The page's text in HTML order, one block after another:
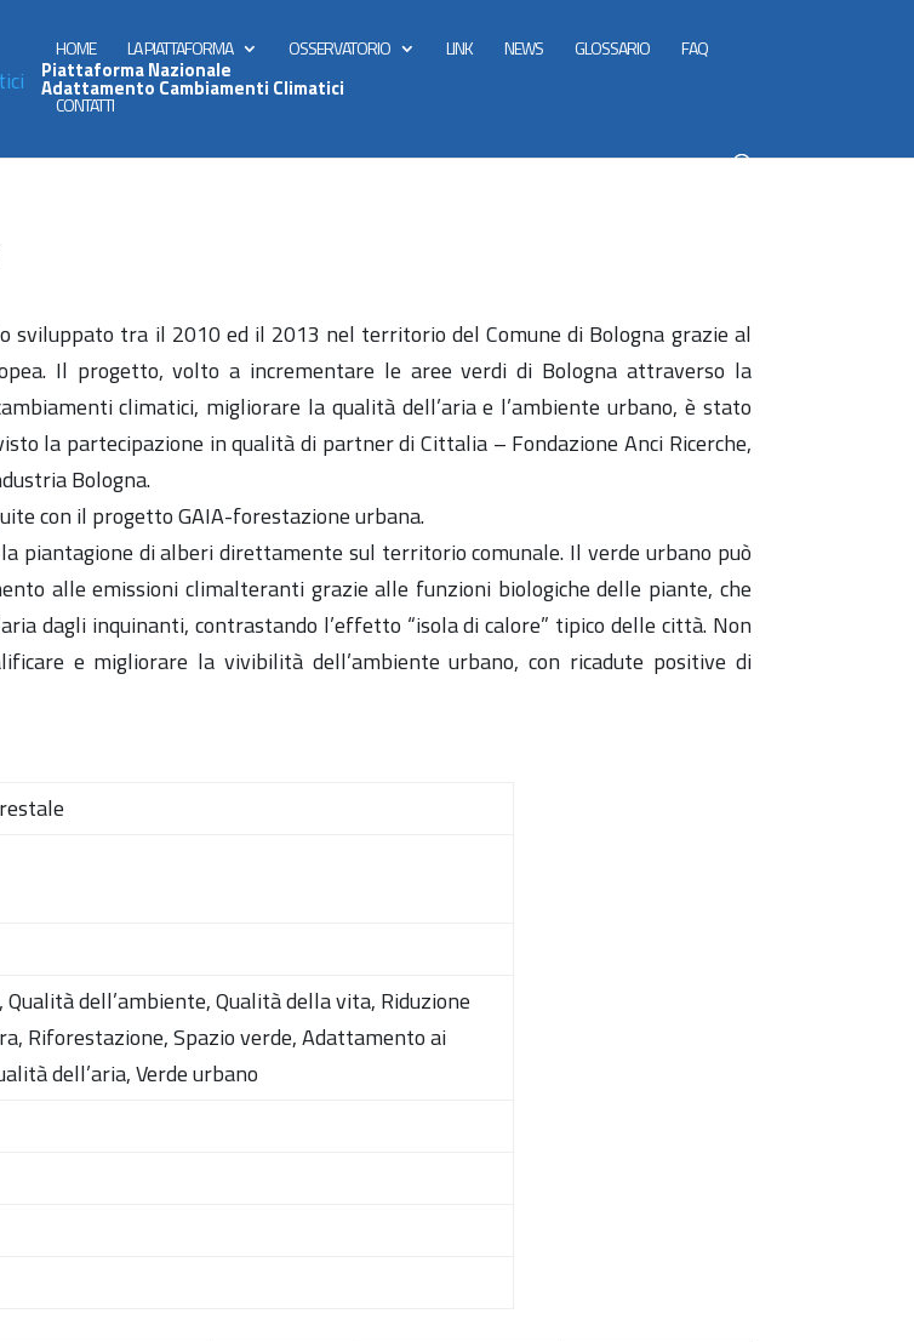
Piattaforma Nazionale
Adattamento Cambiamenti Climatici
HOME LA PIATTAFORMA OSSERVATORIO LINK NEWS GLOSSARIO FAQ
CONTATTI
sviluppato tra il 2010 ed il 2013 nel territorio del Comune di Bologna grazie al
Il progetto, volto a incrementare le aree verdi di Bologna attraverso la
climatici, migliorare la qualità dell’aria e l’ambiente urbano, è stato
la partecipazione in qualità di partner di Cittalia – Fondazione Anci Ricerche,
Bologna.
con il progetto GAIA-forestazione urbana.
piantagione di alberi direttamente sul territorio comunale. Il verde urbano può
alle emissioni climalteranti grazie alle funzioni biologiche delle piante, che
dagli inquinanti, contrastando l’effetto “isola di calore” tipico delle città. Non
e migliorare la vivibilità dell’ambiente urbano, con ricadute positive di
dell’ambiente, Qualità della vita, Riduzione
Riforestazione, Spazio verde, Adattamento ai
dell’aria, Verde urbano